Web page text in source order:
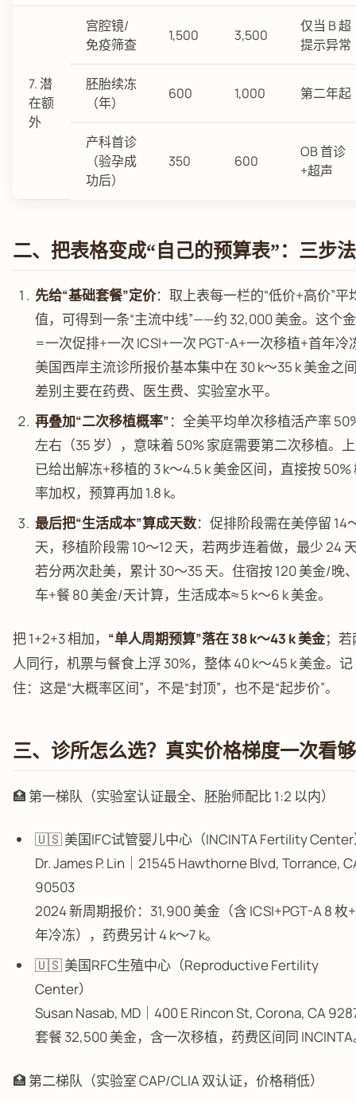
7. 潜
在额
外
宫腔镜/
免疫筛查
1,500 3,500
仅当 B 超
提示异常
胚胎续冻
（年）
600 1,000 第二年起
产科首诊
（验孕成
功后）
350 600
OB 首诊
+超声
二、把表格变成“自己的预算表”：三步法
先给“基础套餐”定价：取上表每一栏的“低价+高价”平
值，可得到一条“主流中线”——约 32,000 美金。这个
=一次促排+一次 ICSI+一次 PGT-A+一次移植+首年冷
美国西岸主流诊所报价基本集中在 30 k～35 k 美金之
差别主要在药费、医生费、实验室水平。
再叠加“二次移植概率”：全美平均单次移植活产率
左右（35 岁），意味着 50% 家庭需要第二次移植。
已给出解冻+移植的 3 k～4.5 k 美金区间，直接按 50%
率加权，预算再加 1.8 k。
最后把“生活成本”算成天数：促排阶段需在美停留 14
天，移植阶段需 10～12 天，若两步连着做，最少 24
若分两次赴美，累计 30～35 天。住宿按 120 美金/晚
车+餐 80 美金/天计算，生活成本≈ 5 k～6 k 美金。
把 1+2+3 相加， “单人周期预算”落在 38 k～43 k 美金；若
人同行，机票与餐食上浮 30%，整体 40 k～45 k 美金。记
住：这是“大概率区间”，不是“封顶”，也不是“起步价”。
三、诊所怎么选？真实价格梯度一次看够
🏥 第一梯队（实验室认证最全、胚胎师配比 1:2 以内）
🇺🇸 美国IFC试管婴儿中心（INCINTA Fertility
Dr. James P. Lin｜21545 Hawthorne Blvd, Torrance,
90503
2024 新周期报价：31,900 美金（含 ICSI+PGT-A 8 枚
年冷冻），药费另计 4 k～7 k。
🇺🇸 美国RFC生殖中心（Reproductive Fertility
Center）
Susan Nasab, MD｜400 E Rincon St, Corona, CA
套餐 32,500 美金，含一次移植，药费区间同
🏥 第二梯队（实验室 CAP/CLIA 双认证，价格稍低）